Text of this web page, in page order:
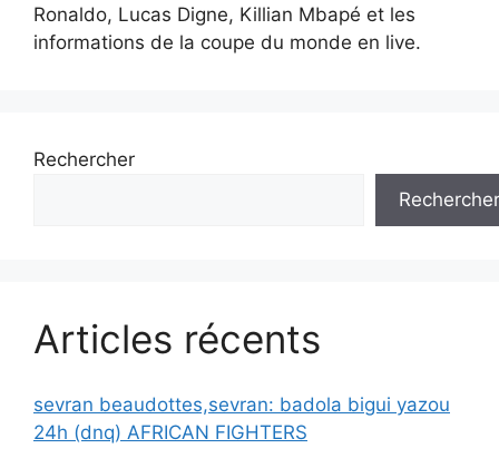
Ronaldo, Lucas Digne, Killian Mbapé et les
informations de la coupe du monde en live.
Rechercher
Rechercher
Articles récents
sevran beaudottes,sevran: badola bigui yazou
24h (dnq) AFRICAN FIGHTERS